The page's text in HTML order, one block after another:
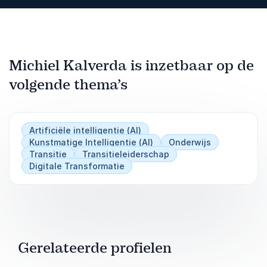
Michiel Kalverda is inzetbaar op de
volgende thema’s
Artificiële intelligentie (AI)
Kunstmatige Intelligentie (AI)
Onderwijs
Transitie
Transitieleiderschap
Digitale Transformatie
Gerelateerde profielen